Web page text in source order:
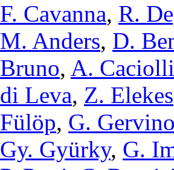
F. Cavanna, R.
M. Anders, D.
Bruno, A. Caciolli
di Leva, Z. Elekes
Fülöp, G.
Gy. Gyürky, G.